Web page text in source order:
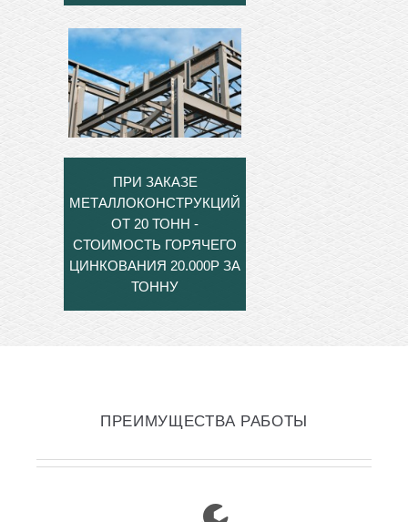
ПРИ ЗАКАЗЕ
МЕТАЛЛОКОНСТРУКЦИЙ
ОТ 20 ТОНН -
СТОИМОСТЬ ГОРЯЧЕГО
ЦИНКОВАНИЯ 20.000Р ЗА
ТОННУ
ПРЕИМУЩЕСТВА РАБОТЫ